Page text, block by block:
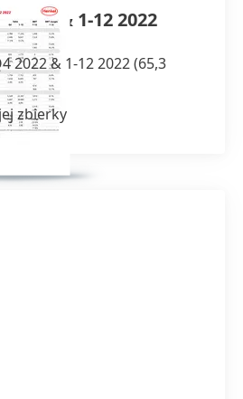
2022 & 1-12 2022
2022 & 1-12 2022(65,3
zbierky